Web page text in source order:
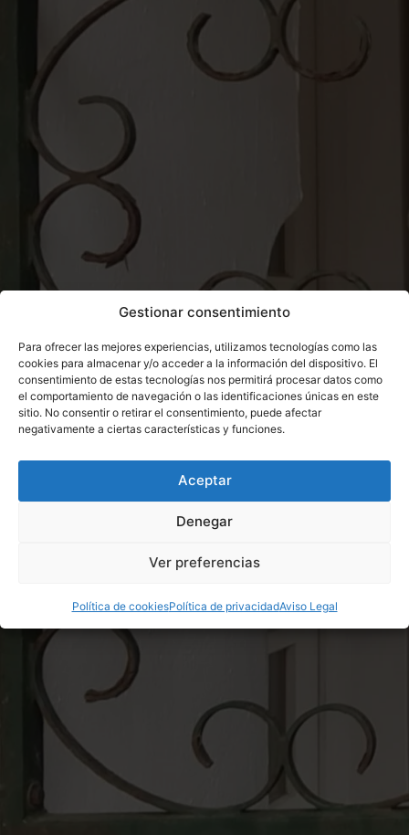
Gestionar consentimiento
Para ofrecer las mejores experiencias, utilizamos tecnologías como las
cookies para almacenar y/o acceder a la información del dispositivo. El
consentimiento de estas tecnologías nos permitirá procesar datos como
el comportamiento de navegación o las identificaciones únicas en este
sitio. No consentir o retirar el consentimiento, puede afectar
negativamente a ciertas características y funciones.
Aceptar
Denegar
Ver preferencias
Política de cookiesPolítica de privacidadAviso Legal